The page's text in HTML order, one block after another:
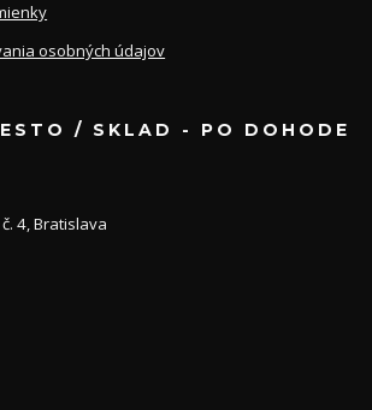
osobných údajov
/ SKLAD - PO DOHODE
4, Bratislava